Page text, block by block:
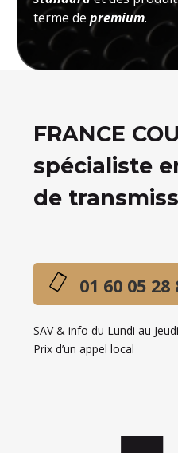
terme depremium.
FRANCE
spécialiste
de
01 60 05 28
SAV & info du Lundi au
Prix d’un appel local